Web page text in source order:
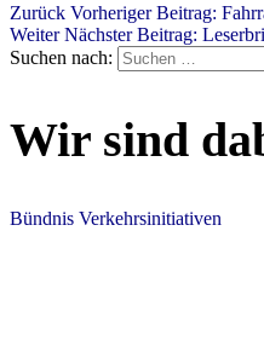
Zurück Vorheriger Beitrag:
Weiter Nächster Beitrag:
Suchen nach:
Wir sind
Bündnis Verkehrsinitiativen